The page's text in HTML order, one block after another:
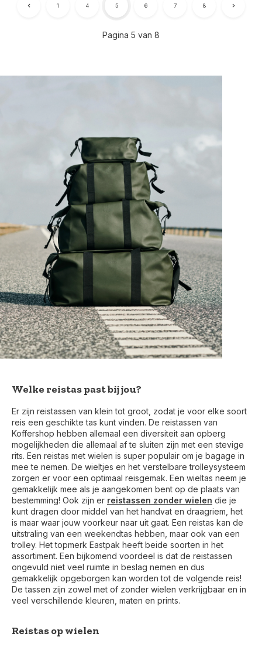
Pagina 5 van 8
1 4 5 6 7 8
Welke reistas past bij jou?
Er zijn reistassen van klein tot groot, zodat je voor elke soort
reis een geschikte tas kunt vinden. De reistassen van
Koffershop hebben allemaal een diversiteit aan opberg
mogelijkheden die allemaal af te sluiten zijn met een stevige
rits. Een reistas met wielen is super populair om je bagage in
mee te nemen. De wieltjes en het verstelbare trolleysysteem
zorgen er voor een optimaal reisgemak. Een wieltas neem je
gemakkelijk mee als je aangekomen bent op de plaats van
bestemming! Ook zijn er reistassen zonder wielen die je
kunt dragen door middel van het handvat en draagriem, het
is maar waar jouw voorkeur naar uit gaat. Een reistas kan de
uitstraling van een weekendtas hebben, maar ook van een
trolley. Het topmerk Eastpak heeft beide soorten in het
assortiment. Een bijkomend voordeel is dat de reistassen
ongevuld niet veel ruimte in beslag nemen en dus
gemakkelijk opgeborgen kan worden tot de volgende reis!
De tassen zijn zowel met of zonder wielen verkrijgbaar en in
veel verschillende kleuren, maten en prints.
Reistas op wielen